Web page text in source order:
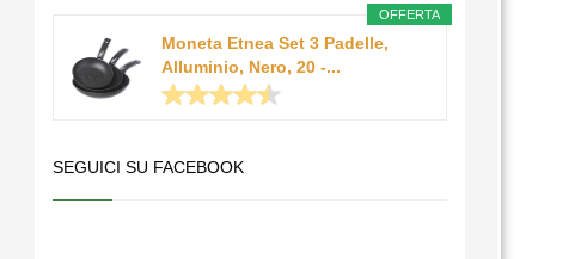
OFFERTA
Moneta Etnea Set 3 Padelle,
Alluminio, Nero, 20 -...
SEGUICI SU FACEBOOK